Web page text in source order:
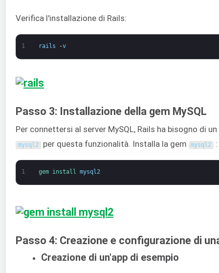
Verifica l'installazione di Rails:
1 rails -v
Passo 3: Installazione della gem MySQL
Per connettersi al server MySQL, Rails ha bisogno di
mysql2 per questa funzionalità. Installa la gem mysql2 :
1 gem install mysql2
Passo 4: Creazione e configurazione di
Creazione di un'app di esempio